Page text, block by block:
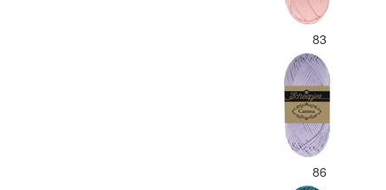
83
86